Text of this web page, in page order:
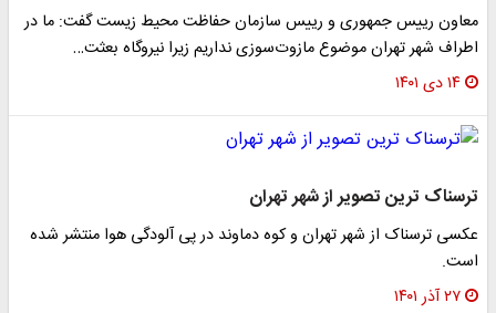
معاون رییس جمهوری و رییس سازمان حفاظت محیط زیست گفت: ما در
اطراف شهر تهران موضوع مازوت‌سوزی نداریم زیرا نیروگاه بعثت…
۱۴ دی ۱۴۰۱
ترسناک ترین تصویر از شهر تهران
عکسی ترسناک از شهر تهران و کوه دماوند در پی آلودگی هوا منتشر شده
است.
۲۷ آذر ۱۴۰۱